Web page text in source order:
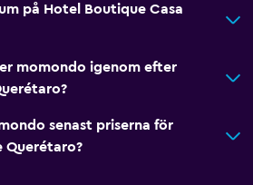
på Hotel Boutique Casa
momondo igenom efter
senast priserna för
Querétaro?